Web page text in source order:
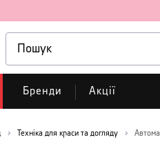
Бренди Акції
Техніка для краси та догляду